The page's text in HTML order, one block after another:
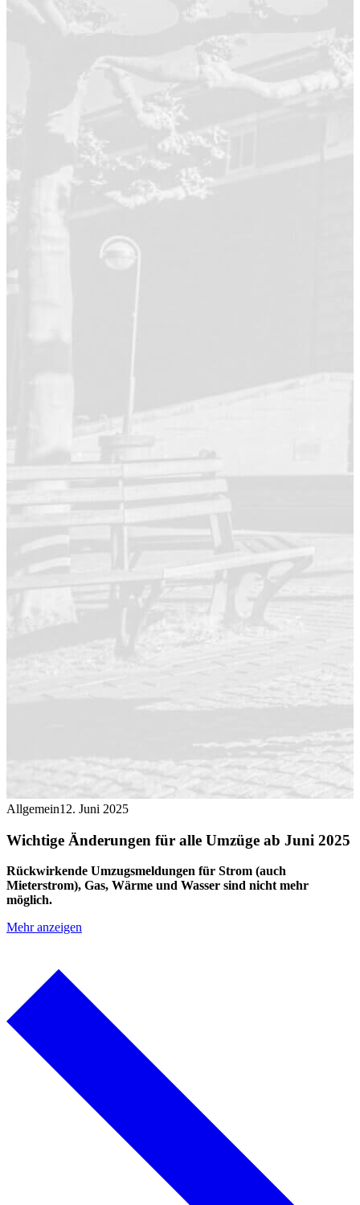
Allgemein12. Juni 2025
Wichtige Änderungen für alle Umzüge ab Juni 2025
Rückwirkende Umzugsmeldungen für Strom (auch
Mieterstrom), Gas, Wärme und Wasser sind nicht mehr
möglich.
Mehr anzeigen